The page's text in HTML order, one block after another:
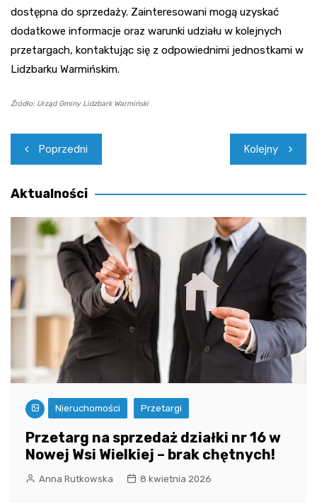
dostępna do sprzedaży. Zainteresowani mogą uzyskać
dodatkowe informacje oraz warunki udziału w kolejnych
przetargach, kontaktując się z odpowiednimi jednostkami w
Lidzbarku Warmińskim.
Źródło: Urząd Gminy Lidzbark Warmiński
Nawigacja
wpisu
Poprzedni Kolejny
Aktualności
Nieruchomości Przetargi
Przetarg na sprzedaż działki nr 16 w
Nowej Wsi Wielkiej – brak chętnych!
Anna Rutkowska 8 kwietnia 2026